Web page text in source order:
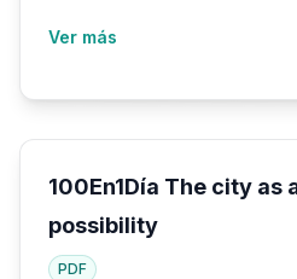
Ver más
100En1Día The city as
possibility
PDF